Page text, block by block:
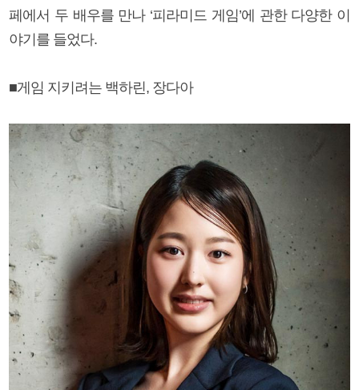
페에서 두 배우를 만나 ‘피라미드 게임’에 관한 다양한 이
야기를 들었다.
■게임 지키려는 백하린, 장다아